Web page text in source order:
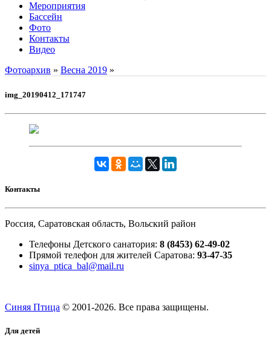
Мероприятия
Бассейн
Фото
Контакты
Видео
Фотоархив » Весна 2019 »
img_20190412_171747
Контакты
Россия, Саратовская область, Вольский район
Телефоны Детского санатория: 8 (8453) 62-49-02
Прямой телефон для жителей Саратова: 93-47-35
sinya_ptica_bal@mail.ru
Синяя Птица © 2001-2026. Все права защищены.
Для детей